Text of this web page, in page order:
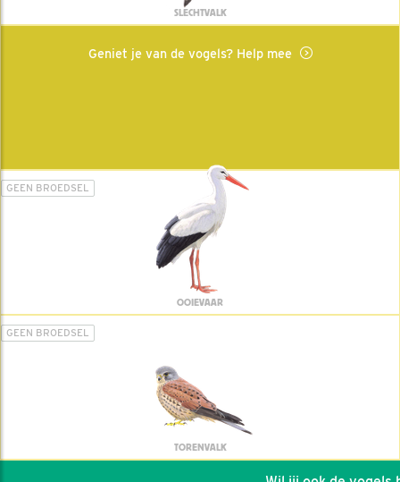
SLECHTVALK
Geniet je van de vogels? Help mee
GEEN BROEDSEL
OOIEVAAR
GEEN BROEDSEL
TORENVALK